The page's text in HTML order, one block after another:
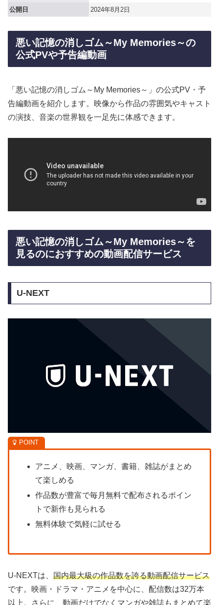
公開日
2024年8月2日
悪い記憶の消しゴム～My Memories～の
公式PVや予告編動画
「悪い記憶の消しゴム～My Memories～」の公式PV・予
告編動画を紹介します。映像から作品の雰囲気やキャスト
の演技、音楽の世界観を一足先に体感できます。
悪い記憶の消しゴム～My Memories～を
見るのにおすすめの動画配信サービス
U-NEXT
アニメ、映画、マンガ、書籍、雑誌がまとめ
て楽しめる
作品数が豊富で毎月無料で配布されるポイン
トで新作も見られる
無料体験で気軽に試せる
U-NEXTは、 国内最大級の作品数を誇る動画配信サービス
です。映画・ドラマ・アニメを中心に、配信数は32万本
以上。さらに、動画だけでなくマンガや雑誌もまとめて楽